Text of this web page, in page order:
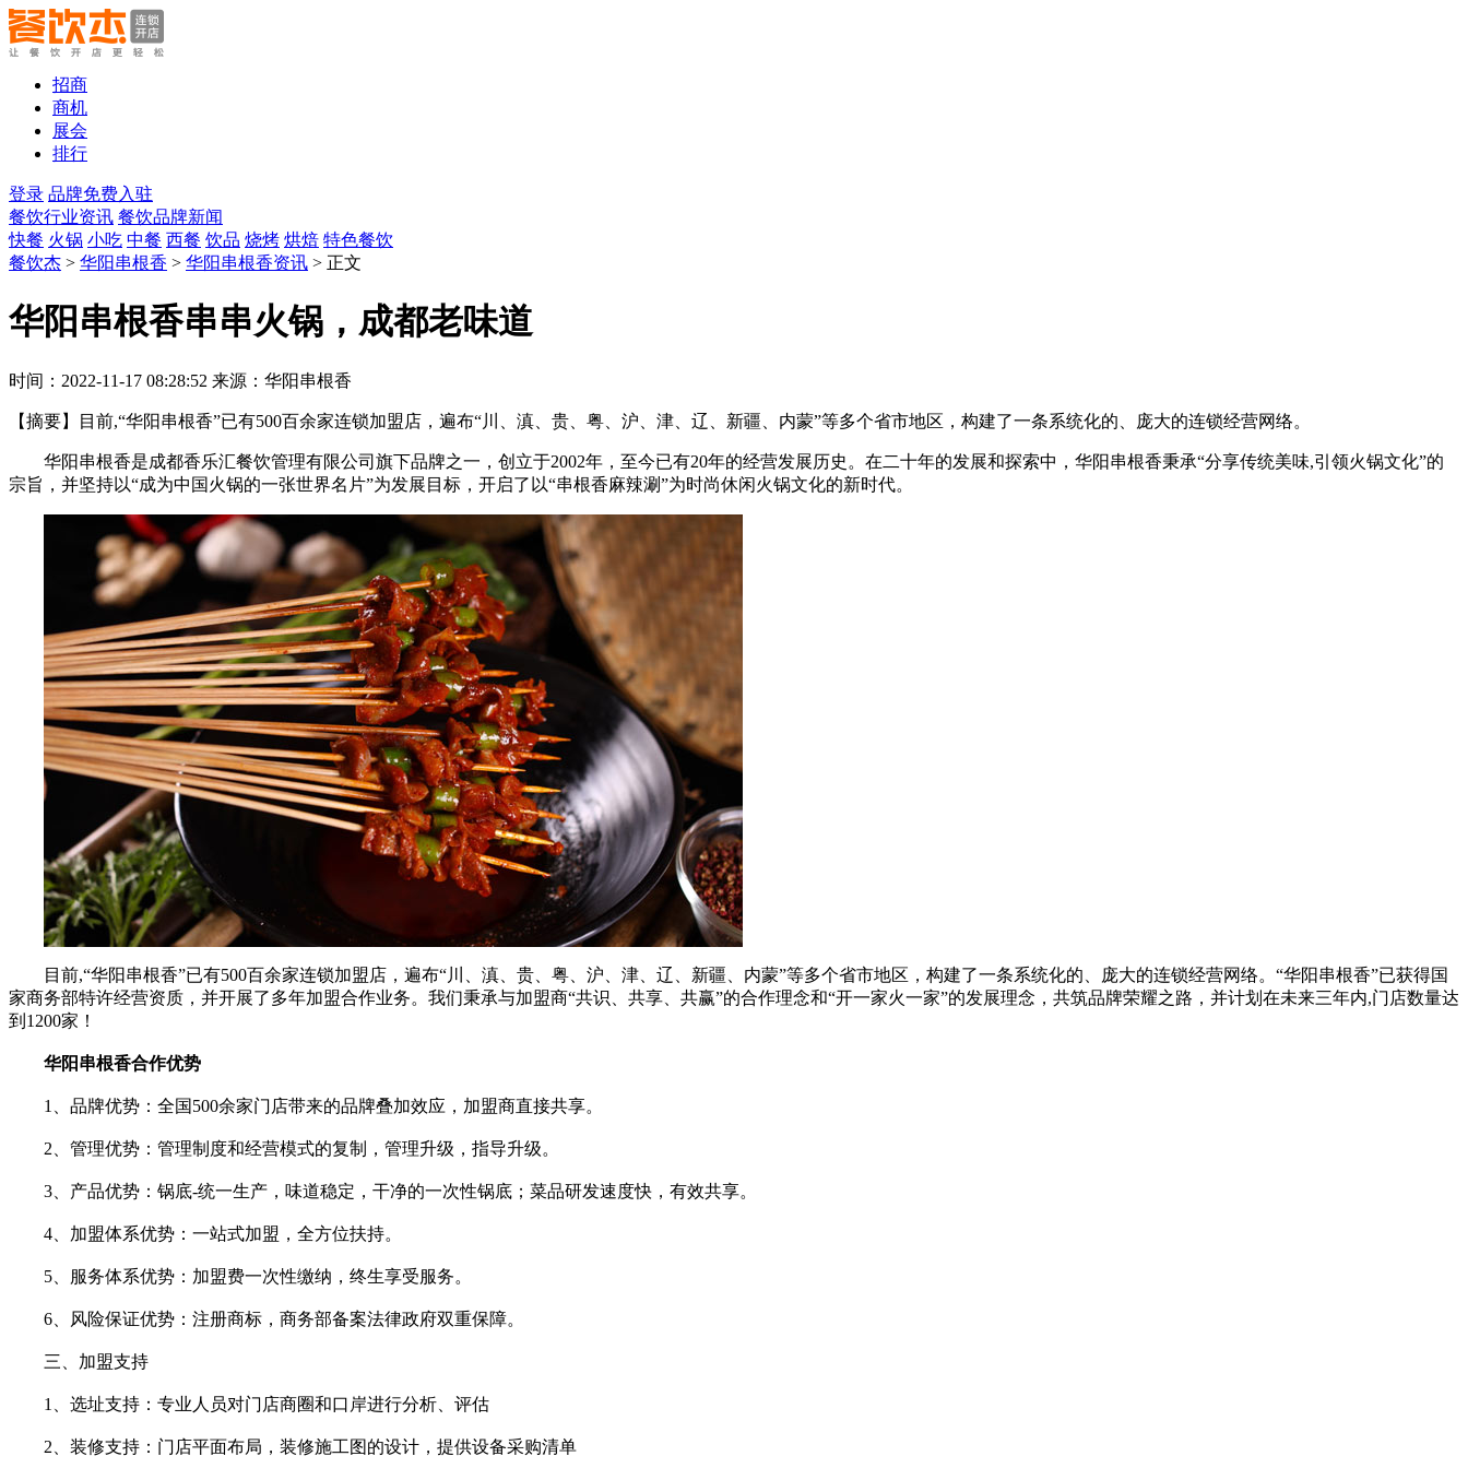
招商
商机
展会
排行
登录 品牌免费入驻
餐饮行业资讯 餐饮品牌新闻
快餐 火锅 小吃 中餐 西餐 饮品 烧烤 烘焙 特色餐饮
餐饮杰 > 华阳串根香 > 华阳串根香资讯 > 正文
华阳串根香串串火锅，成都老味道
时间：2022-11-17 08:28:52 来源：华阳串根香
【摘要】 目前,“华阳串根香”已有500百余家连锁加盟店，遍布“川、滇、贵、粤、沪、津、辽、新疆、内蒙”等多个省市地区，构建了一条系统化的、庞大的连锁经营网络。
华阳串根香是成都香乐汇餐饮管理有限公司旗下品牌之一，创立于2002年，至今已有20年的经营发展历史。在二十年的发展和探索中，华阳串根香秉承“分享传统美味,引领火锅文化”的
宗旨，并坚持以“成为中国火锅的一张世界名片”为发展目标，开启了以“串根香麻辣涮”为时尚休闲火锅文化的新时代。
目前,“华阳串根香”已有500百余家连锁加盟店，遍布“川、滇、贵、粤、沪、津、辽、新疆、内蒙”等多个省市地区，构建了一条系统化的、庞大的连锁经营网络。“华阳串根香”已获得国
家商务部特许经营资质，并开展了多年加盟合作业务。我们秉承与加盟商“共识、共享、共赢”的合作理念和“开一家火一家”的发展理念，共筑品牌荣耀之路，并计划在未来三年内,门店数量达
到1200家！
华阳串根香合作优势
1、品牌优势：全国500余家门店带来的品牌叠加效应，加盟商直接共享。
2、管理优势：管理制度和经营模式的复制，管理升级，指导升级。
3、产品优势：锅底-统一生产，味道稳定，干净的一次性锅底；菜品研发速度快，有效共享。
4、加盟体系优势：一站式加盟，全方位扶持。
5、服务体系优势：加盟费一次性缴纳，终生享受服务。
6、风险保证优势：注册商标，商务部备案法律政府双重保障。
三、加盟支持
1、选址支持：专业人员对门店商圈和口岸进行分析、评估
2、装修支持：门店平面布局，装修施工图的设计，提供设备采购清单